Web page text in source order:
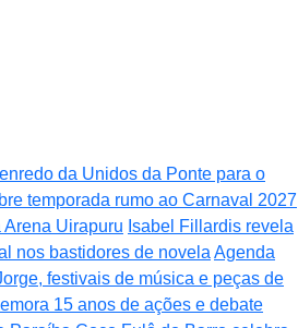
da Unidos da Ponte para o
temporada rumo ao Carnaval 2027
Uirapuru Isabel Fillardis revela
nos bastidores de novelaAgenda
festivais de música e peças de
15 anos de ações e debate